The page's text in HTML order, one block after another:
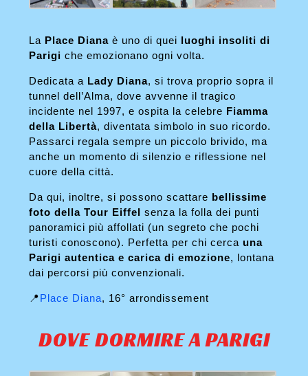
La Place Diana è uno di quei luoghi insoliti di
Parigi che emozionano ogni volta.
Dedicata a Lady Diana, si trova proprio sopra il
tunnel dell’Alma, dove avvenne il tragico
incidente nel 1997, e ospita la celebre Fiamma
della Libertà, diventata simbolo in suo ricordo.
Passarci regala sempre un piccolo brivido, ma
anche un momento di silenzio e riflessione nel
cuore della città.
Da qui, inoltre, si possono scattare bellissime
foto della Tour Eiffel senza la folla dei punti
panoramici più affollati (un segreto che pochi
turisti conoscono). Perfetta per chi cerca una
Parigi autentica e carica di emozione, lontana
dai percorsi più convenzionali.
📍Place Diana, 16° arrondissement
DOVE DORMIRE A PARIGI